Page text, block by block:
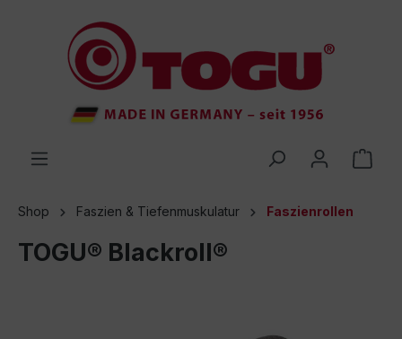
springen
Shop Faszien & Tiefenmuskulatur Faszienrollen
TOGU® Blackroll®